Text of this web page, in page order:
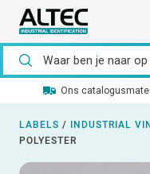
Ons
LABELS / INDUSTRIAL
POLYESTER